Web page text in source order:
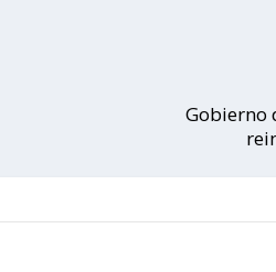
Gobierno